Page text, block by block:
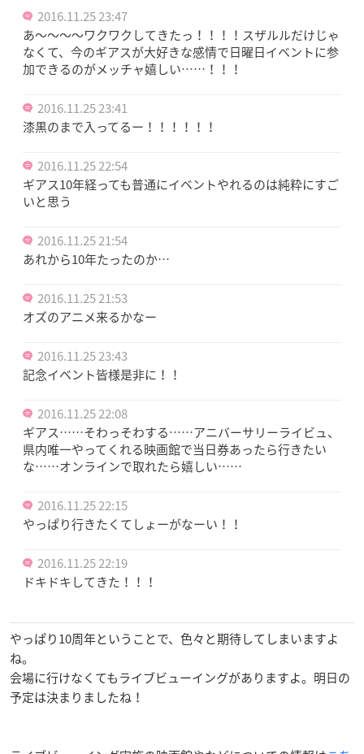
2016.11.25 23:47
あ～～～～ワクワクしてきたっ！！！！スザルルだけじゃ
なくて、今のギアスが大好きな感情で日曜日イベントに参
加できるのがメッチャ嬉しい……！！！
2016.11.25 23:41
漆黒のまで入ってるー！！！！！！
2016.11.25 22:54
ギアス10年経っても普通にイベントやれるのは純粋にすご
いと思う
2016.11.25 21:54
あれから10年たったのか…
2016.11.25 21:53
オズのアニメ来るかなー
2016.11.25 23:43
記念イベント皆様是非に！！
2016.11.25 22:08
ギアス……そわっそわする……アニバーサリーライビュ、
県内唯一やってくれる映画館で当日券あったら行きたい
な……オンラインで取れたら嬉しい……
2016.11.25 22:15
やっぱり行きたくてしょーがなーい！！
2016.11.25 22:19
ドキドキしてきた！！！
やっぱり10周年ということで、色々と期待してしまいますよ
ね。
会場に行けなくてもライブビューイングがありますよ。明日の
予定は決まりましたね！